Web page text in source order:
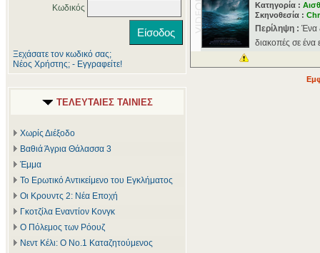
Κωδικός
Ξεχάσατε τον κωδικό σας;
Νέος Χρήστης; - Εγγραφείτε!
ΤΕΛΕΥΤΑΙΕΣ ΤΑΙΝΙΕΣ
Χωρίς Διέξοδο
Βαθιά Άγρια Θάλασσα 3
Έμμα
Το Ερωτικό Αντικείμενο του Εγκλήματος
Οι Κρουντς 2: Νέα Εποχή
Γκοτζίλα Εναντίον Κονγκ
Ο Πόλεμος των Ρόουζ
Νεντ Κέλι: Ο Νο.1 Καταζητούμενος
Κατηγορία :
Σκηνοθεσία :
Περίληψη : Ένα
διακοπές σε